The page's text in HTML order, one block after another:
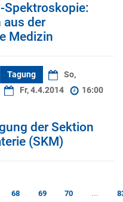
Spektroskopie:
aus der
Medizin
Tagung
So,
Fr, 4.4.2014
16:00
der Sektion
(SKM)
68 69 70 ...